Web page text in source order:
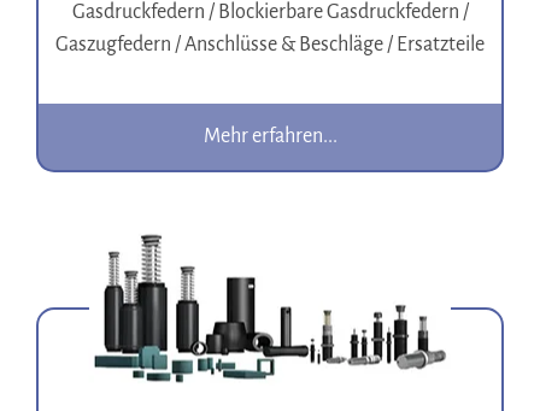
Gasdruckfedern / Blockierbare Gasdruckfedern /
Gaszugfedern / Anschlüsse & Beschläge / Ersatzteile
Mehr erfahren...